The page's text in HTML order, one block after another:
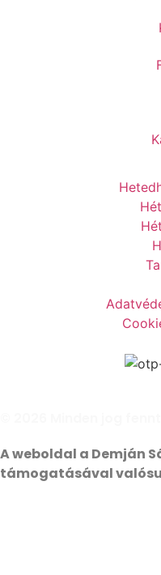
A weboldal a Demján
támogatásával